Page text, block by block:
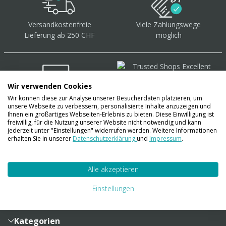
Versandkostenfreie
Lieferung ab 250 CHF
Viele Zahlungswege
möglich
Über 40.000 Artikel auf
Lager
Sendungsverfolgung
Zahlung und Versand
Lieferinformationen
Kategorien
Wir verwenden Cookies
Wir können diese zur Analyse unserer Besucherdaten platzieren, um
unsere Webseite zu verbessern, personalisierte Inhalte anzuzeigen und
Ihnen ein großartiges Webseiten-Erlebnis zu bieten. Diese Einwilligung ist
freiwillig, für die Nutzung unserer Website nicht notwendig und kann
jederzeit unter "Einstellungen" widerrufen werden. Weitere Informationen
erhalten Sie in unserer Datenschutzerklärungund Impressum.
Alle akzeptieren
Einstellungen